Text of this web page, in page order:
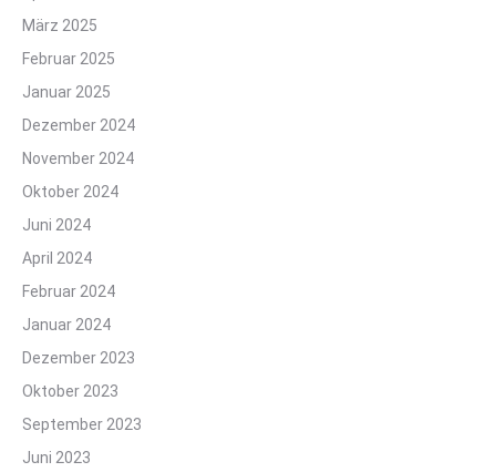
März 2025
Februar 2025
Januar 2025
Dezember 2024
November 2024
Oktober 2024
Juni 2024
April 2024
Februar 2024
Januar 2024
Dezember 2023
Oktober 2023
September 2023
Juni 2023